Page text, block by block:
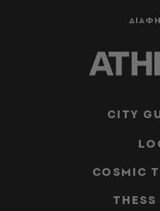
CITY
COSMIC